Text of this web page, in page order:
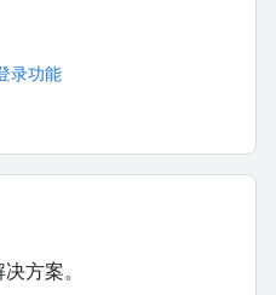
录功能
方案。